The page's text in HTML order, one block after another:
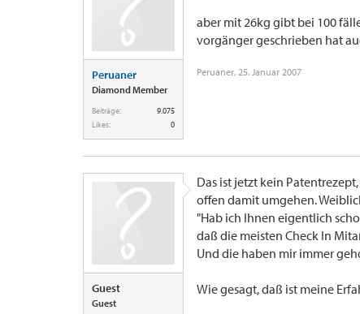
Peruaner
Diamond Member
Beiträge:
9.075
Likes:
0
aber mit 26kg gibt bei 100
vorgänger geschrieben hat
Peruaner, 25. Januar 2007
Guest
Guest
Das ist jetzt kein
offen damit umgehen.
"Hab ich Ihnen eigentlich
daß die meisten Check In
Und die haben mir immer
Wie gesagt, daß ist meine